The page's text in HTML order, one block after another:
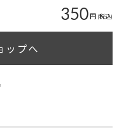
350円 (税込)
ップへ